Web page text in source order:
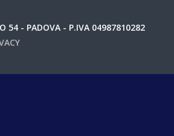
54 - PADOVA - P.IVA 04987810282